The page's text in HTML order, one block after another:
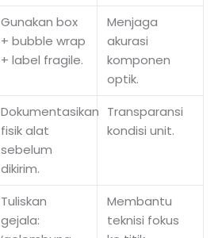
Gunakan box
+ bubble wrap
+ label fragile.
Menjaga
akurasi
komponen
optik.
Dokumentasikan
fisik alat
sebelum
dikirim.
Transparansi
kondisi unit.
Tuliskan
gejala:
Membantu
teknisi fokus